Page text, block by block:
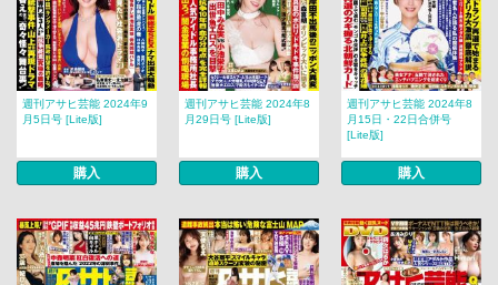
週刊アサヒ芸能 2024年9
月5日号 [Lite版]
購入
週刊アサヒ芸能 2024年8
月29日号 [Lite版]
購入
週刊アサヒ芸能 2024年8
月15日・22日合併号
[Lite版]
購入